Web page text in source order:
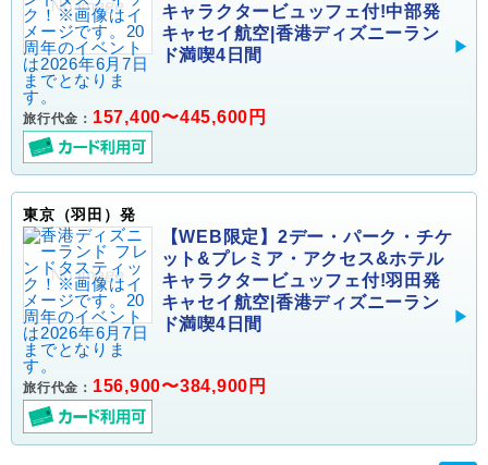
キャラクタービュッフェ付!中部発
キャセイ航空|香港ディズニーラン
ド満喫4日間
旅行代金： 157,400〜445,600円
東京（羽田）発
【WEB限定】2デー・パーク・チケ
ット&プレミア・アクセス&ホテル
キャラクタービュッフェ付!羽田発
キャセイ航空|香港ディズニーラン
ド満喫4日間
旅行代金： 156,900〜384,900円